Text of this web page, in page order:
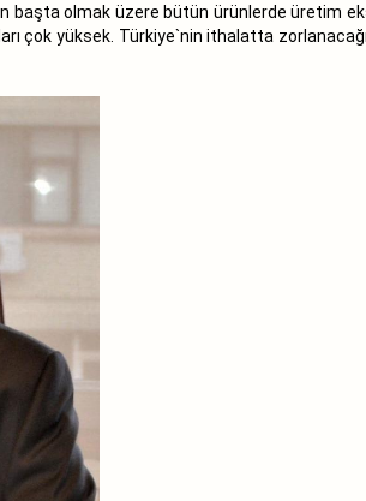
başta olmak üzere bütün ürünlerde üretim
çok yüksek. Türkiye`nin ithalatta